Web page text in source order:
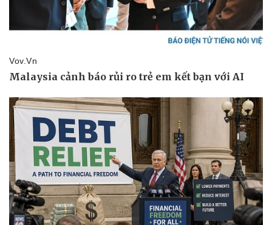
Pháp luật
Vụ án
Tin nóng
Quân sự - Quốc phòng
Vũ khí
Việt Nam